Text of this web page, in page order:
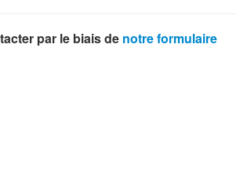
par le biais de notre formulaire